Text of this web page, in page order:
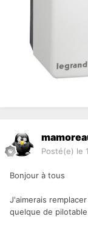
Posté(e) le
Bonjour à tous
J'aimerais
quelque de